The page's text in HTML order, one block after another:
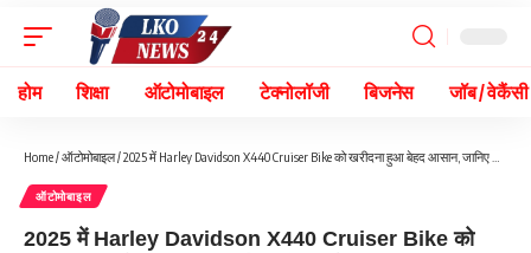
होम शिक्षा ऑटोमोबाइल टेक्नोलॉजी बिजनेस जॉब / वेकैंसी
Home/ऑटोमोबाइल/2025 में Harley Davidson X440 Cruiser Bike को खरीदना हुआ बेहद आसान, जानिए कीमत और EMI प्लान
ऑटोमोबाइल
2025 में Harley Davidson X440 Cruiser Bike को